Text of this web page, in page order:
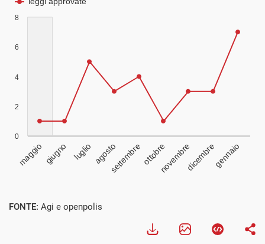
FONTE: Agi e openpolis